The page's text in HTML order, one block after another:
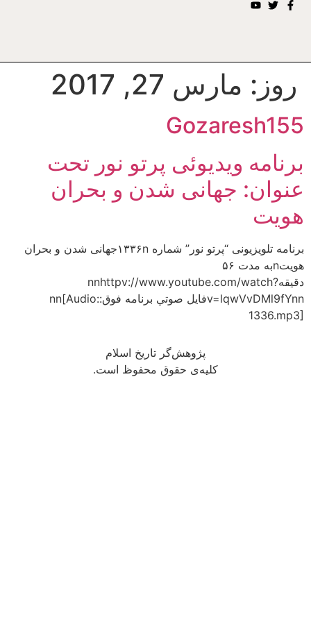
روز: مارس 27, 2017
Gozaresh155
برنامه ویدیوئى پرتو نور تحت
عنوان: جهانى شدن و بحران
هويت
برنامه تلويزيونى “پرتو نور” شماره ۱۳۳۶nجهانى شدن و بحران
هويتnبه مدت ۵۶
دقيقهnnhttpv://www.youtube.com/watch?
v=lqwVvDMl9fYnnفايل صوتي برنامه فوق:nn[Audio:
1336.mp3]
پژوهش‌گر تاریخ اسلام
کلیه‌ی حقوق محفوظ است.